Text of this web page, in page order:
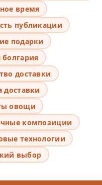
время
публикации
подарки
болгария
доставки
доставки
овощи
композиции
технологии
выбор